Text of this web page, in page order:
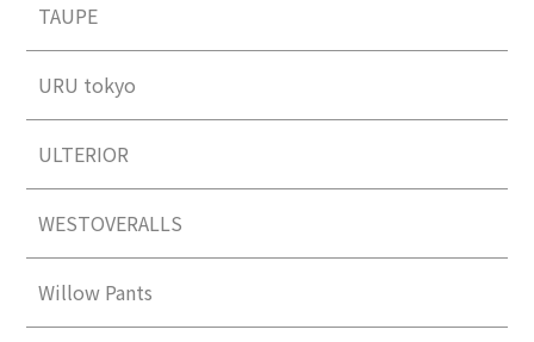
TAUPE
URU tokyo
ULTERIOR
WESTOVERALLS
Willow Pants